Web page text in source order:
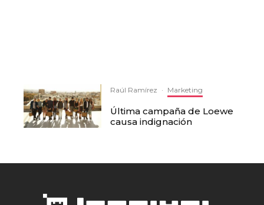
Raúl Ramírez · Marketing
Última campaña de Loewe
causa indignación